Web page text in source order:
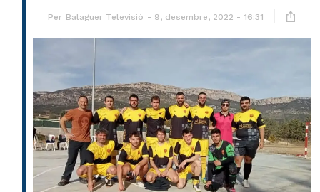
Per Balaguer Televisió 9, desembre, 2022 - 16:31